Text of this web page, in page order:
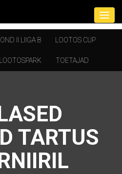
II LIIGA B LOOTOS CUP
LOOTOSPARK TOETAJAD
TARTUS